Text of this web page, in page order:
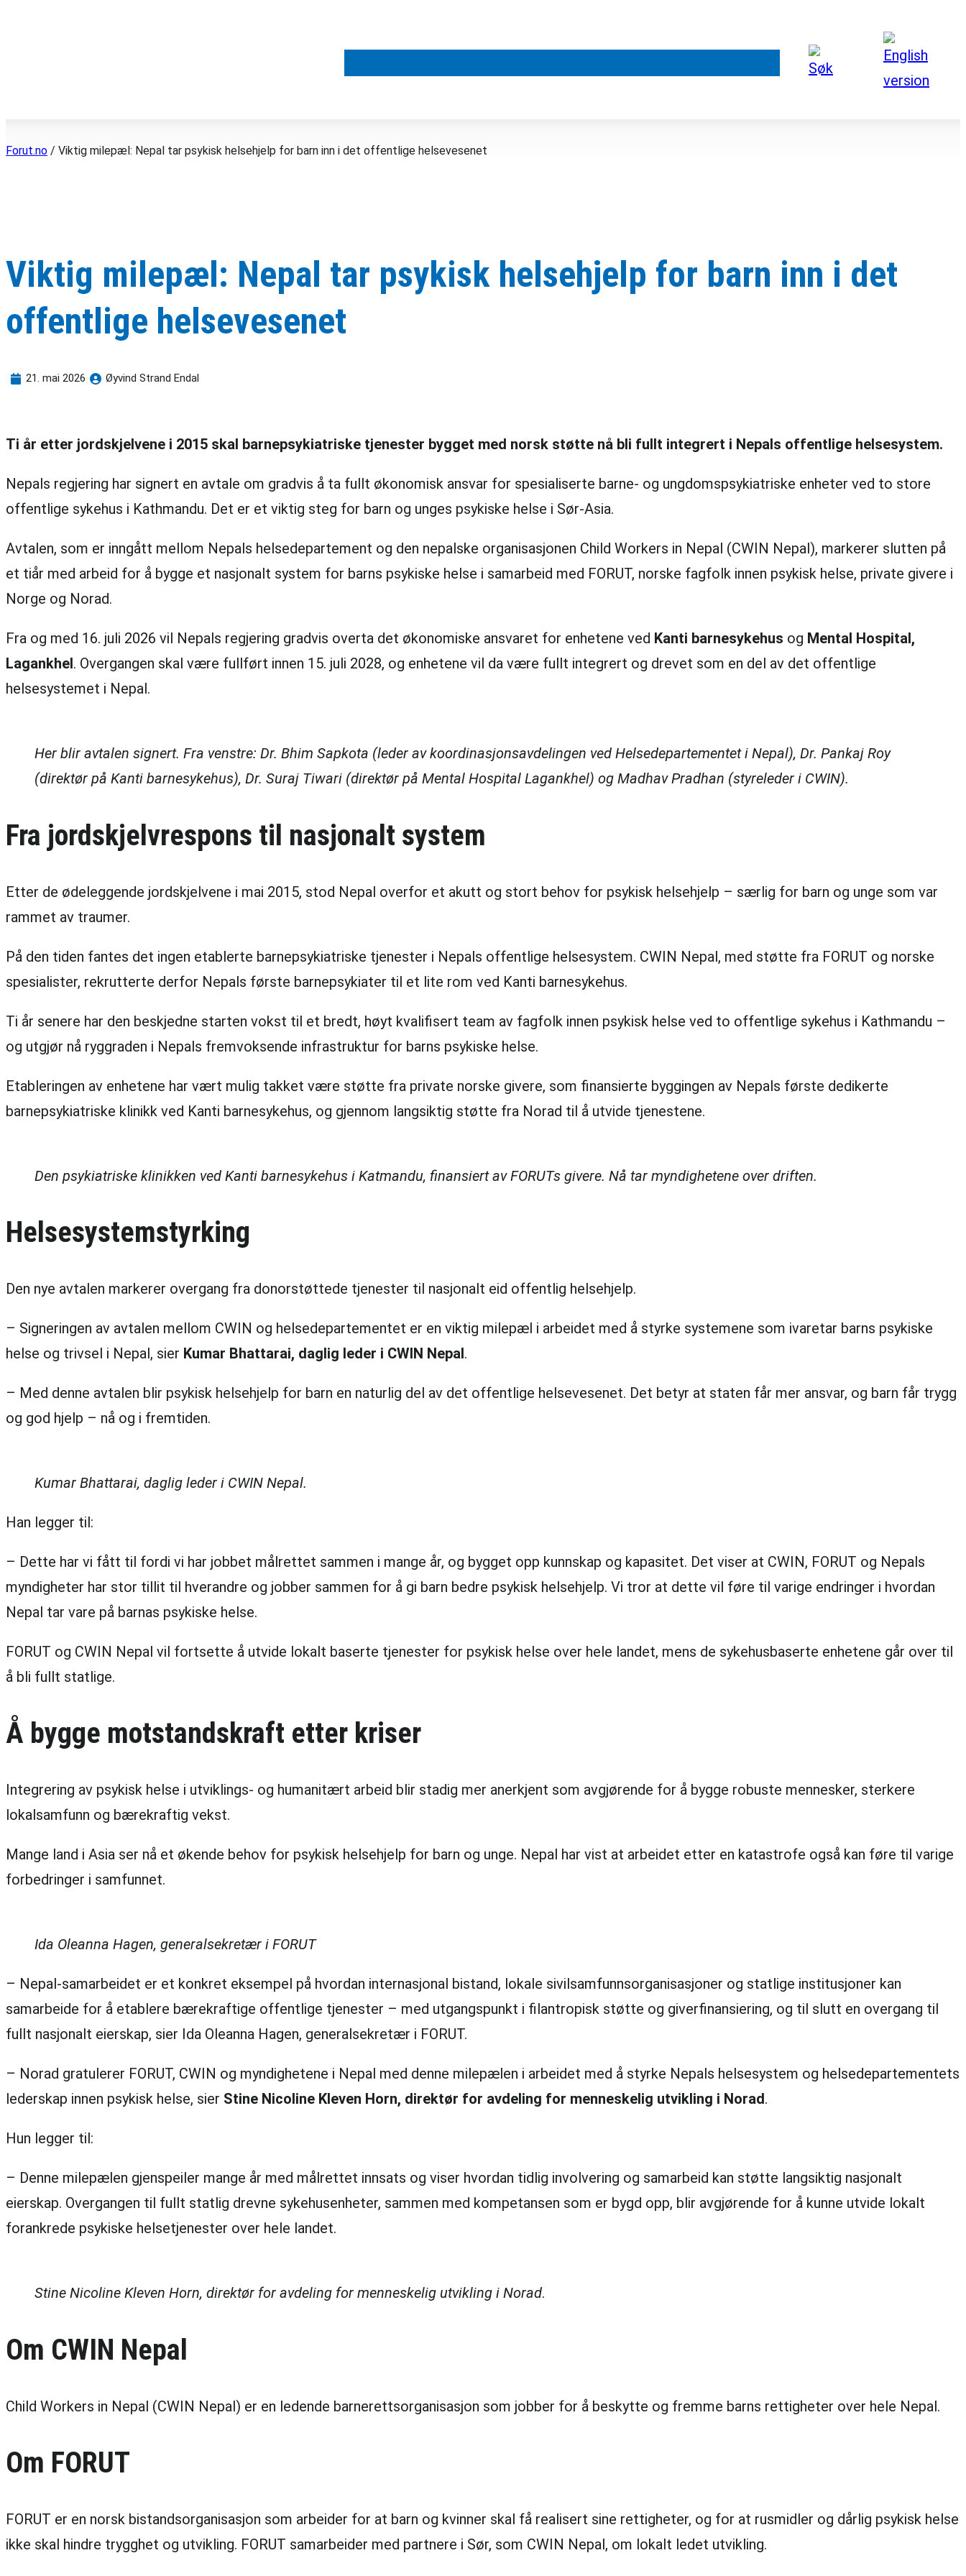
Forut.no / Viktig milepæl: Nepal tar psykisk helsehjelp for barn inn i det offentlige helsevesenet
Viktig milepæl: Nepal tar psykisk helsehjelp for barn inn i det
offentlige helsevesenet
21. mai 2026 Øyvind Strand Endal
Ti år etter jordskjelvene i 2015 skal barnepsykiatriske tjenester bygget med norsk støtte nå bli fullt integrert i Nepals offentlige helsesystem.
Nepals regjering har signert en avtale om gradvis å ta fullt økonomisk ansvar for spesialiserte barne- og ungdomspsykiatriske enheter ved to store
offentlige sykehus i Kathmandu. Det er et viktig steg for barn og unges psykiske helse i Sør-Asia.
Avtalen, som er inngått mellom Nepals helsedepartement og den nepalske organisasjonen Child Workers in Nepal (CWIN Nepal), markerer slutten på
et tiår med arbeid for å bygge et nasjonalt system for barns psykiske helse i samarbeid med FORUT, norske fagfolk innen psykisk helse, private givere i
Norge og Norad.
Fra og med 16. juli 2026 vil Nepals regjering gradvis overta det økonomiske ansvaret for enhetene ved Kanti barnesykehus og Mental Hospital,
Lagankhel. Overgangen skal være fullført innen 15. juli 2028, og enhetene vil da være fullt integrert og drevet som en del av det offentlige
helsesystemet i Nepal.
Her blir avtalen signert. Fra venstre: Dr. Bhim Sapkota (leder av koordinasjonsavdelingen ved Helsedepartementet i Nepal), Dr. Pankaj Roy
(direktør på Kanti barnesykehus), Dr. Suraj Tiwari (direktør på Mental Hospital Lagankhel) og Madhav Pradhan (styreleder i CWIN).
Fra jordskjelvrespons til nasjonalt system
Etter de ødeleggende jordskjelvene i mai 2015, stod Nepal overfor et akutt og stort behov for psykisk helsehjelp – særlig for barn og unge som var
rammet av traumer.
På den tiden fantes det ingen etablerte barnepsykiatriske tjenester i Nepals offentlige helsesystem. CWIN Nepal, med støtte fra FORUT og norske
spesialister, rekrutterte derfor Nepals første barnepsykiater til et lite rom ved Kanti barnesykehus.
Ti år senere har den beskjedne starten vokst til et bredt, høyt kvalifisert team av fagfolk innen psykisk helse ved to offentlige sykehus i Kathmandu –
og utgjør nå ryggraden i Nepals fremvoksende infrastruktur for barns psykiske helse.
Etableringen av enhetene har vært mulig takket være støtte fra private norske givere, som finansierte byggingen av Nepals første dedikerte
barnepsykiatriske klinikk ved Kanti barnesykehus, og gjennom langsiktig støtte fra Norad til å utvide tjenestene.
Den psykiatriske klinikken ved Kanti barnesykehus i Katmandu, finansiert av FORUTs givere. Nå tar myndighetene over driften.
Helsesystemstyrking
Den nye avtalen markerer overgang fra donorstøttede tjenester til nasjonalt eid offentlig helsehjelp.
– Signeringen av avtalen mellom CWIN og helsedepartementet er en viktig milepæl i arbeidet med å styrke systemene som ivaretar barns psykiske
helse og trivsel i Nepal, sier Kumar Bhattarai, daglig leder i CWIN Nepal.
– Med denne avtalen blir psykisk helsehjelp for barn en naturlig del av det offentlige helsevesenet. Det betyr at staten får mer ansvar, og barn får trygg
og god hjelp – nå og i fremtiden.
Kumar Bhattarai, daglig leder i CWIN Nepal.
Han legger til:
– Dette har vi fått til fordi vi har jobbet målrettet sammen i mange år, og bygget opp kunnskap og kapasitet. Det viser at CWIN, FORUT og Nepals
myndigheter har stor tillit til hverandre og jobber sammen for å gi barn bedre psykisk helsehjelp. Vi tror at dette vil føre til varige endringer i hvordan
Nepal tar vare på barnas psykiske helse.
FORUT og CWIN Nepal vil fortsette å utvide lokalt baserte tjenester for psykisk helse over hele landet, mens de sykehusbaserte enhetene går over til
å bli fullt statlige.
Å bygge motstandskraft etter kriser
Integrering av psykisk helse i utviklings- og humanitært arbeid blir stadig mer anerkjent som avgjørende for å bygge robuste mennesker, sterkere
lokalsamfunn og bærekraftig vekst.
Mange land i Asia ser nå et økende behov for psykisk helsehjelp for barn og unge. Nepal har vist at arbeidet etter en katastrofe også kan føre til varige
forbedringer i samfunnet.
Ida Oleanna Hagen, generalsekretær i FORUT
– Nepal-samarbeidet er et konkret eksempel på hvordan internasjonal bistand, lokale sivilsamfunnsorganisasjoner og statlige institusjoner kan
samarbeide for å etablere bærekraftige offentlige tjenester – med utgangspunkt i filantropisk støtte og giverfinansiering, og til slutt en overgang til
fullt nasjonalt eierskap, sier Ida Oleanna Hagen, generalsekretær i FORUT.
– Norad gratulerer FORUT, CWIN og myndighetene i Nepal med denne milepælen i arbeidet med å styrke Nepals helsesystem og helsedepartementets
lederskap innen psykisk helse, sier Stine Nicoline Kleven Horn, direktør for avdeling for menneskelig utvikling i Norad.
Hun legger til:
– Denne milepælen gjenspeiler mange år med målrettet innsats og viser hvordan tidlig involvering og samarbeid kan støtte langsiktig nasjonalt
eierskap. Overgangen til fullt statlig drevne sykehusenheter, sammen med kompetansen som er bygd opp, blir avgjørende for å kunne utvide lokalt
forankrede psykiske helsetjenester over hele landet.
Stine Nicoline Kleven Horn, direktør for avdeling for menneskelig utvikling i Norad.
Om CWIN Nepal
Child Workers in Nepal (CWIN Nepal) er en ledende barnerettsorganisasjon som jobber for å beskytte og fremme barns rettigheter over hele Nepal.
Om FORUT
FORUT er en norsk bistandsorganisasjon som arbeider for at barn og kvinner skal få realisert sine rettigheter, og for at rusmidler og dårlig psykisk helse
ikke skal hindre trygghet og utvikling. FORUT samarbeider med partnere i Sør, som CWIN Nepal, om lokalt ledet utvikling.